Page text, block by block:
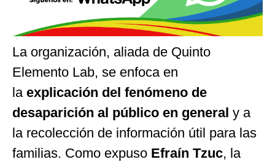
La organización, aliada de Quinto
Elemento Lab, se enfoca en
la explicación del fenómeno de
desaparición al público en general y a
la recolección de información útil para las
familias. Como expuso Efraín Tzuc, la